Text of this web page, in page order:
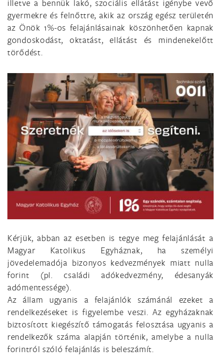
illetve a bennük lakó, szociális ellátást igénybe vevő
gyermekre és felnőttre, akik az ország egész területén
az Önök 1%-os felajánlásainak köszönhetően kapnak
gondoskodást, oktatást, ellátást és mindenekelőtt
törődést.
Kérjük, abban az esetben is tegye meg felajánlását a
Magyar Katolikus Egyháznak, ha személyi
jövedelemadója bizonyos kedvezmények miatt nulla
forint (pl. családi adókedvezmény, édesanyák
adómentessége).
Az állam ugyanis a felajánlók számánál ezeket a
rendelkezéseket is figyelembe veszi. Az egyházaknak
biztosított kiegészítő támogatás felosztása ugyanis a
rendelkezők száma alapján történik, amelybe a nulla
forintról szóló felajánlás is beleszámít.